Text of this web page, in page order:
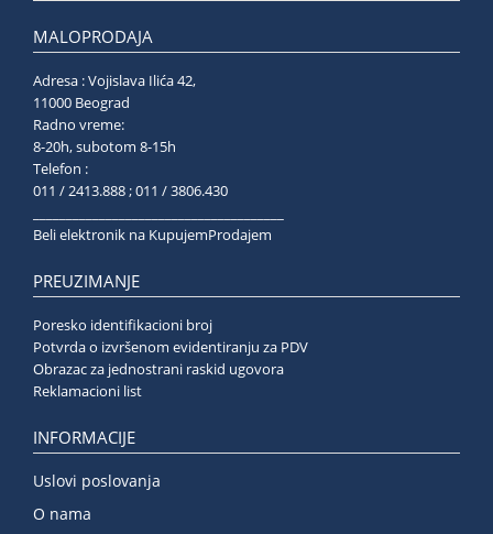
MALOPRODAJA
Adresa : Vojislava Ilića 42,
11000 Beograd
Radno vreme:
8-20h, subotom 8-15h
Telefon :
011 / 2413.888 ; 011 / 3806.430
Beli elektronik na KupujemProdajem
PREUZIMANJE
Poresko identifikacioni broj
Potvrda o izvršenom evidentiranju za PDV
Obrazac za jednostrani raskid ugovora
Reklamacioni list
INFORMACIJE
Uslovi poslovanja
O nama